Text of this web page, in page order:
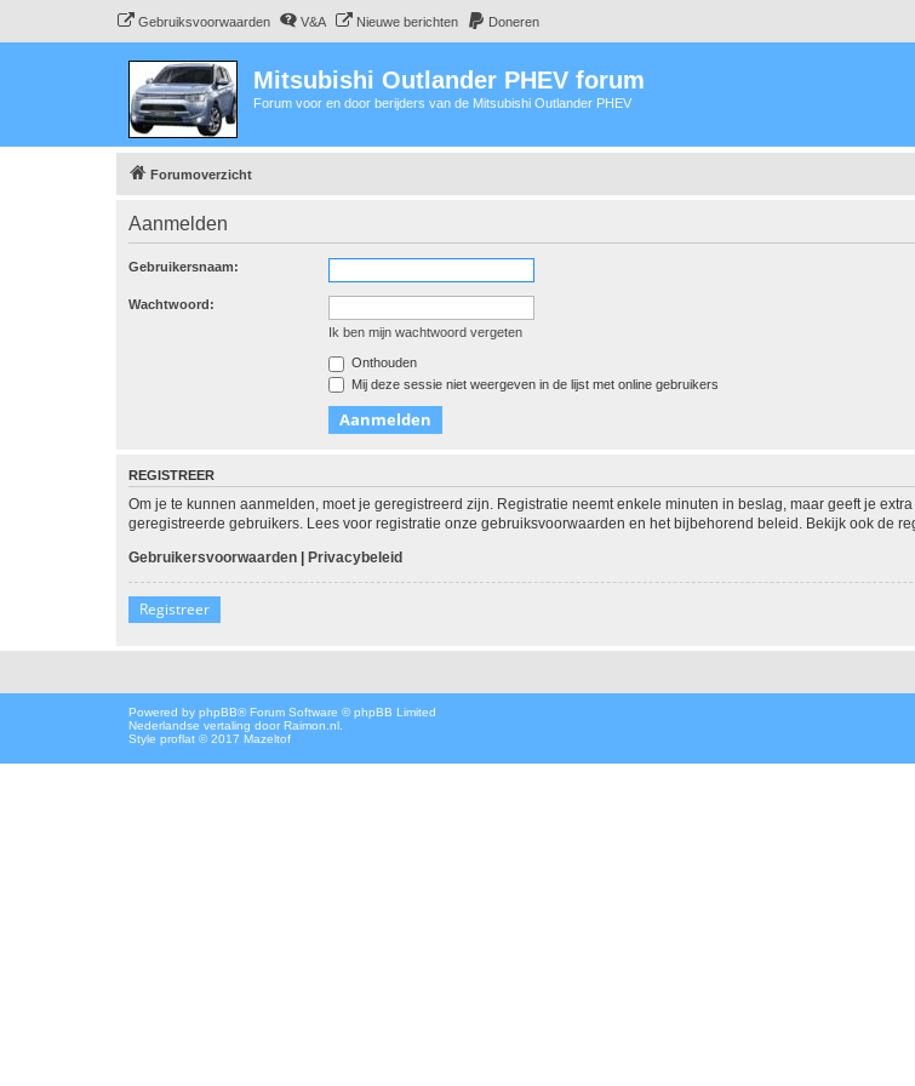
Gebruiksvoorwaarden V&A Nieuwe berichten Doneren
Mitsubishi Outlander PHEV forum
Forum voor en door berijders van de Mitsubishi Outlander PHEV
Forumoverzicht
Aanmelden
Gebruikersnaam:
Wachtwoord:
Ik ben mijn wachtwoord vergeten
Onthouden
Mij deze sessie niet weergeven in de lijst met online gebruikers
REGISTREER
Om je te kunnen aanmelden, moet je geregistreerd zijn. Registratie neemt enkele minuten in beslag, maar geeft je
geregistreerde gebruikers. Lees voor registratie onze gebruiksvoorwaarden en het bijbehorend beleid. Bekijk ook de
Gebruikersvoorwaarden | Privacybeleid
Registreer
Powered by phpBB® Forum Software © phpBB Limited
Nederlandse vertaling door Raimon.nl
Style proflat © 2017 Mazeltof